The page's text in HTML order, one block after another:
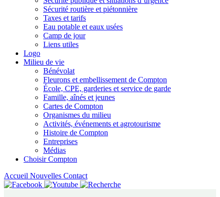
Sécurité routière et piétonnière
Taxes et tarifs
Eau potable et eaux usées
Camp de jour
Liens utiles
Logo
Milieu de vie
Bénévolat
Fleurons et embellissement de Compton
École, CPE, garderies et service de garde
Famille, aînés et jeunes
Cartes de Compton
Organismes du milieu
Activités, événements et agrotourisme
Histoire de Compton
Entreprises
Médias
Choisir Compton
Accueil Nouvelles Contact